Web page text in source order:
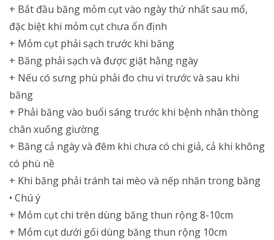
+ Bắt đầu băng mỏm cụt vào ngày thứ nhất sau mổ,
đặc biệt khi mỏm cụt chưa ổn định
+ Mỏm cụt phải sạch trước khi băng
+ Băng phải sạch và được giặt hằng ngày
+ Nếu có sưng phù phải đo chu vi trước và sau khi
băng
+ Phải băng vào buổi sáng trước khi bệnh nhân thòng
chân xuống giường
+ Băng cả ngày và đêm khi chưa có chi giả, cả khi không
có phù nề
+ Khi băng phải tránh tai mèo và nếp nhăn trong băng
• Chú ý
+ Mỏm cụt chi trên dùng băng thun rộng 8-10cm
+ Mỏm cụt dưới gối dùng băng thun rộng 10cm